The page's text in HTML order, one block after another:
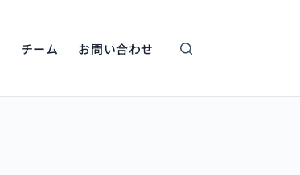
チーム お問い合わせ